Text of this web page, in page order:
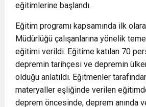
eğitimlerine başlandı.
Eğitim programı kapsamında ilk
Müdürlüğü çalışanlarına yönelik
eğitimi verildi. Eğitime katılan 70
depremin tarihçesi ve depremin
olduğu anlatıldı. Eğitmenler
materyaller eşliğinde verilen
deprem öncesinde, deprem anında